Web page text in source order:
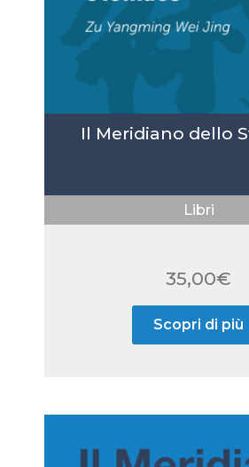
Il Meridiano dello
Libri
35,00€
Scopri di più